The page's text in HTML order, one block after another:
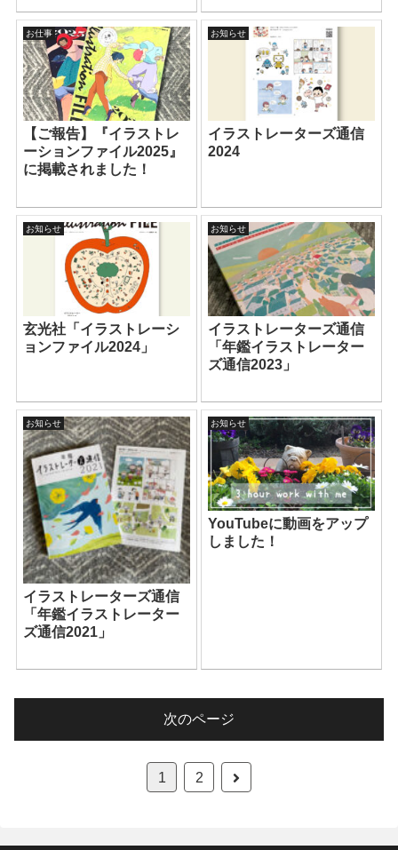
お仕事
【ご報告】『イラストレ
ーションファイル2025』
に掲載されました！
お知らせ
イラストレーターズ通信
2024
お知らせ
玄光社「イラストレーシ
ョンファイル2024」
お知らせ
イラストレーターズ通信
「年鑑イラストレーター
ズ通信2023」
お知らせ
イラストレーターズ通信
「年鑑イラストレーター
ズ通信2021」
お知らせ
YouTubeに動画をアップ
しました！
次のページ
1 2